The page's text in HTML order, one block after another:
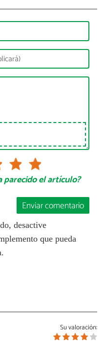
parecido el artículo?
Enviar comentario
desactive
que pueda
Su valoración: